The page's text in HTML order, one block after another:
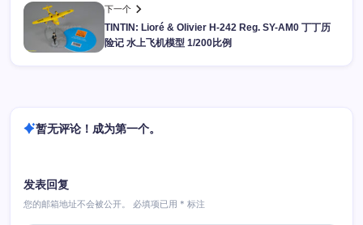
下一个
TINTIN: Lioré & Olivier H-242 Reg. SY-AM0 丁丁历
险记 水上飞机模型 1/200比例
暂无评论！成为第一个。
发表回复
您的邮箱地址不会被公开。 必填项已用 * 标注